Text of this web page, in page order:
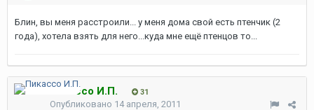
Блин, вы меня расстроили... у меня дома свой есть птенчик (2
года), хотела взять для него...куда мне ещё птенцов то...
Пикассо И.П. 31
Опубликовано 14 апреля, 2011